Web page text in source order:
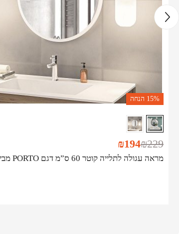
15% הנחה
מראה עגולה לתלייה קוטר 60 ס”מ דגם PORTO מבית Bradex
₪229
₪194